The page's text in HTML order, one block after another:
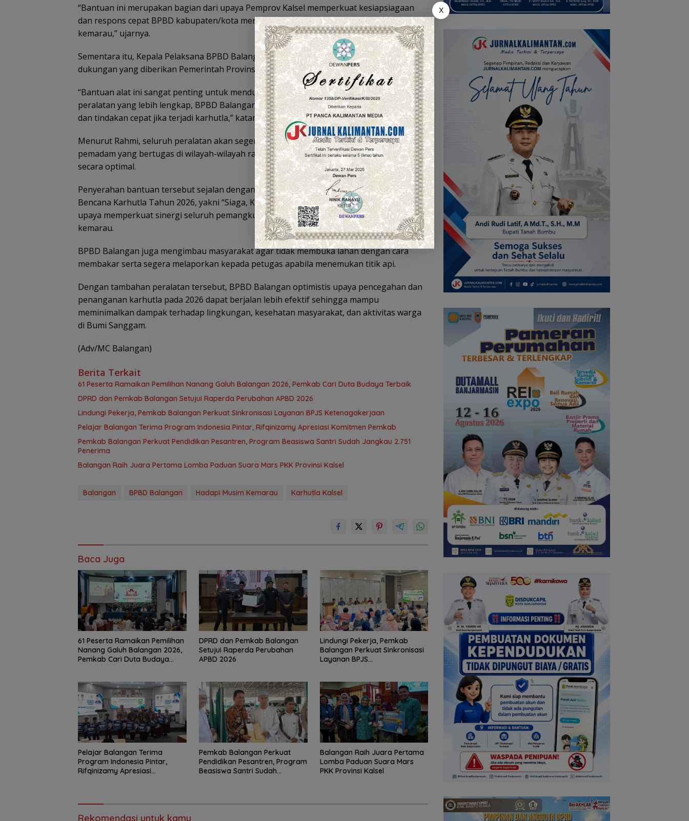
“Bantuan ini merupakan bagian dari upaya Pemprov Kalsel memperkuat kesiapsiagaan
dan respons cepat BPBD kabupaten/kota menghadapi potensi karhutla saat musim
kemarau,” ujarnya.
Sementara itu, Kepala Pelaksana BPBD Balangan, H. Rahmi, menyampaikan apresiasi atas
dukungan yang diberikan Pemerintah Provinsi Kalimantan Selatan.
“Bantuan alat ini sangat penting untuk mendukung operasional kami di lapangan. Dengan
peralatan yang lebih lengkap, BPBD Balangan siap melakukan mitigasi, pemadaman awal,
dan tindakan cepat jika terjadi karhutla,” katanya.
Menurut Rahmi, seluruh peralatan akan segera didistribusikan ke posko dan regu
pemadam yang bertugas di wilayah-wilayah rawan kebakaran agar dapat dimanfaatkan
secara optimal.
Penyerahan bantuan tersebut sejalan dengan tema Apel Kesiapsiagaan Penanggulangan
Bencana Karhutla Tahun 2026, yakni “Siaga, Koordinasi, dan Tindakan Cepat”, sebagai
upaya memperkuat sinergi seluruh pemangku kepentingan dalam menghadapi musim
kemarau.
BPBD Balangan juga mengimbau masyarakat agar tidak membuka lahan dengan cara
membakar serta segera melaporkan kepada petugas apabila menemukan titik api.
Dengan tambahan peralatan tersebut, BPBD Balangan optimistis upaya pencegahan dan
penanganan karhutla pada 2026 dapat berjalan lebih efektif sehingga mampu
meminimalkan dampak terhadap lingkungan, kesehatan masyarakat, dan aktivitas warga
di Bumi Sanggam.
(Adv/MC Balangan)
Berita Terkait
61 Peserta Ramaikan Pemilihan Nanang Galuh Balangan 2026, Pemkab Cari Duta Budaya Terbaik
DPRD dan Pemkab Balangan Setujui Raperda Perubahan APBD 2026
Lindungi Pekerja, Pemkab Balangan Perkuat Sinkronisasi Layanan BPJS Ketenagakerjaan
Pelajar Balangan Terima Program Indonesia Pintar, Rifqinizamy Apresiasi Komitmen Pemkab
Pemkab Balangan Perkuat Pendidikan Pesantren, Program Beasiswa Santri Sudah Jangkau 2.751
Penerima
Balangan Raih Juara Pertama Lomba Paduan Suara Mars PKK Provinsi Kalsel
Balangan BPBD Balangan Hadapi Musim Kemarau Karhutla Kalsel
Baca Juga
61 Peserta Ramaikan Pemilihan
Nanang Galuh Balangan 2026,
Pemkab Cari Duta Budaya
DPRD dan Pemkab Balangan
Setujui Raperda Perubahan
APBD 2026
Lindungi Pekerja, Pemkab
Balangan Perkuat Sinkronisasi
Layanan BPJS
Pelajar Balangan Terima
Program Indonesia Pintar,
Rifqinizamy Apresiasi
Pemkab Balangan Perkuat
Pendidikan Pesantren, Program
Beasiswa Santri Sudah
Balangan Raih Juara Pertama
Lomba Paduan Suara Mars
PKK Provinsi Kalsel
Rekomendasi untuk kamu
X